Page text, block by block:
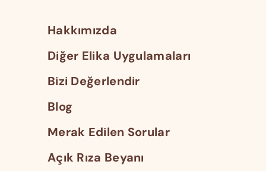
Hakkımızda
Diğer Elika Uygulamaları
Bizi Değerlendir
Blog
Merak Edilen Sorular
Açık Rıza Beyanı